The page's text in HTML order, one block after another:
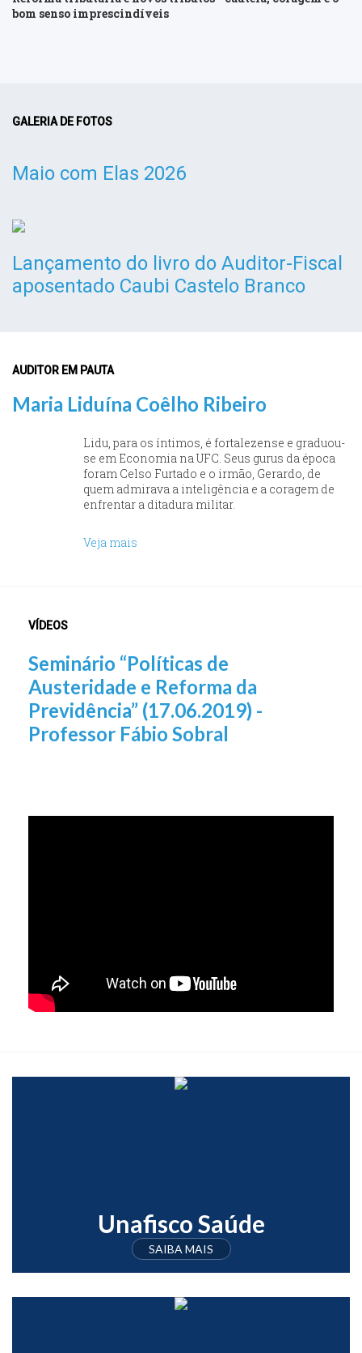
bom senso imprescindíveis
GALERIA DE FOTOS
Maio com Elas 2026
Lançamento do livro do Auditor-Fiscal
aposentado Caubi Castelo Branco
AUDITOR EM PAUTA
Maria Liduína Coêlho Ribeiro
Lidu, para os íntimos, é fortalezense e graduou-
se em Economia na UFC. Seus gurus da época
foram Celso Furtado e o irmão, Gerardo, de
quem admirava a inteligência e a coragem de
enfrentar a ditadura militar.
Veja mais
VÍDEOS
Seminário “Políticas de
Austeridade e Reforma da
Previdência” (17.06.2019) -
Professor Fábio Sobral
Unafisco Saúde
SAIBA MAIS